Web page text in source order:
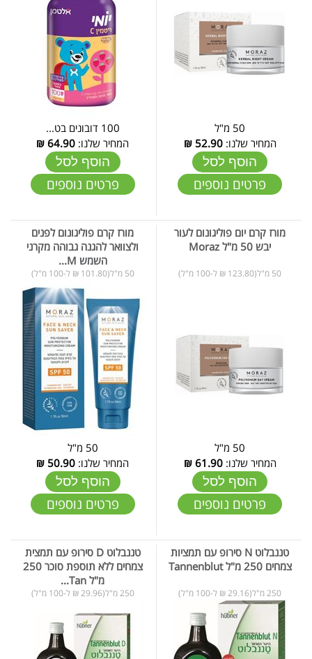
50 מ"ל
המחיר שלנו:52.90
₪
הוסף לסל
פרטים נוספים
100 דובונים בט...
המחיר שלנו: 64.90
₪
הוסף לסל
פרטים נוספים
מורז קרם יום פוליגונום לעור
יבש 50 מ"ל Moraz
50 מ"ל(123.80 ₪ ל-100 מ"ל)
50 מ"ל
המחיר שלנו:61.90
₪
הוסף לסל
פרטים נוספים
מורז קרם פוליגונום לפנים
ולצוואר להגנה גבוהה מקרני
השמש M...
50 מ"ל(101.80 ₪ ל-100 מ"ל)
50 מ"ל
המחיר שלנו: 50.90
₪
הוסף לסל
פרטים נוספים
טננבלוט N סירופ עם תמציות
צמחים 250 מ"ל Tannenblut
250 מ"ל(29.16 ₪ ל-100 מ"ל)
טננבלוט D סירופ עם תמצית
צמחים ללא תוספת סוכר 250
מ"ל Tan...
250 מ"ל(29.96 ₪ ל-100 מ"ל)